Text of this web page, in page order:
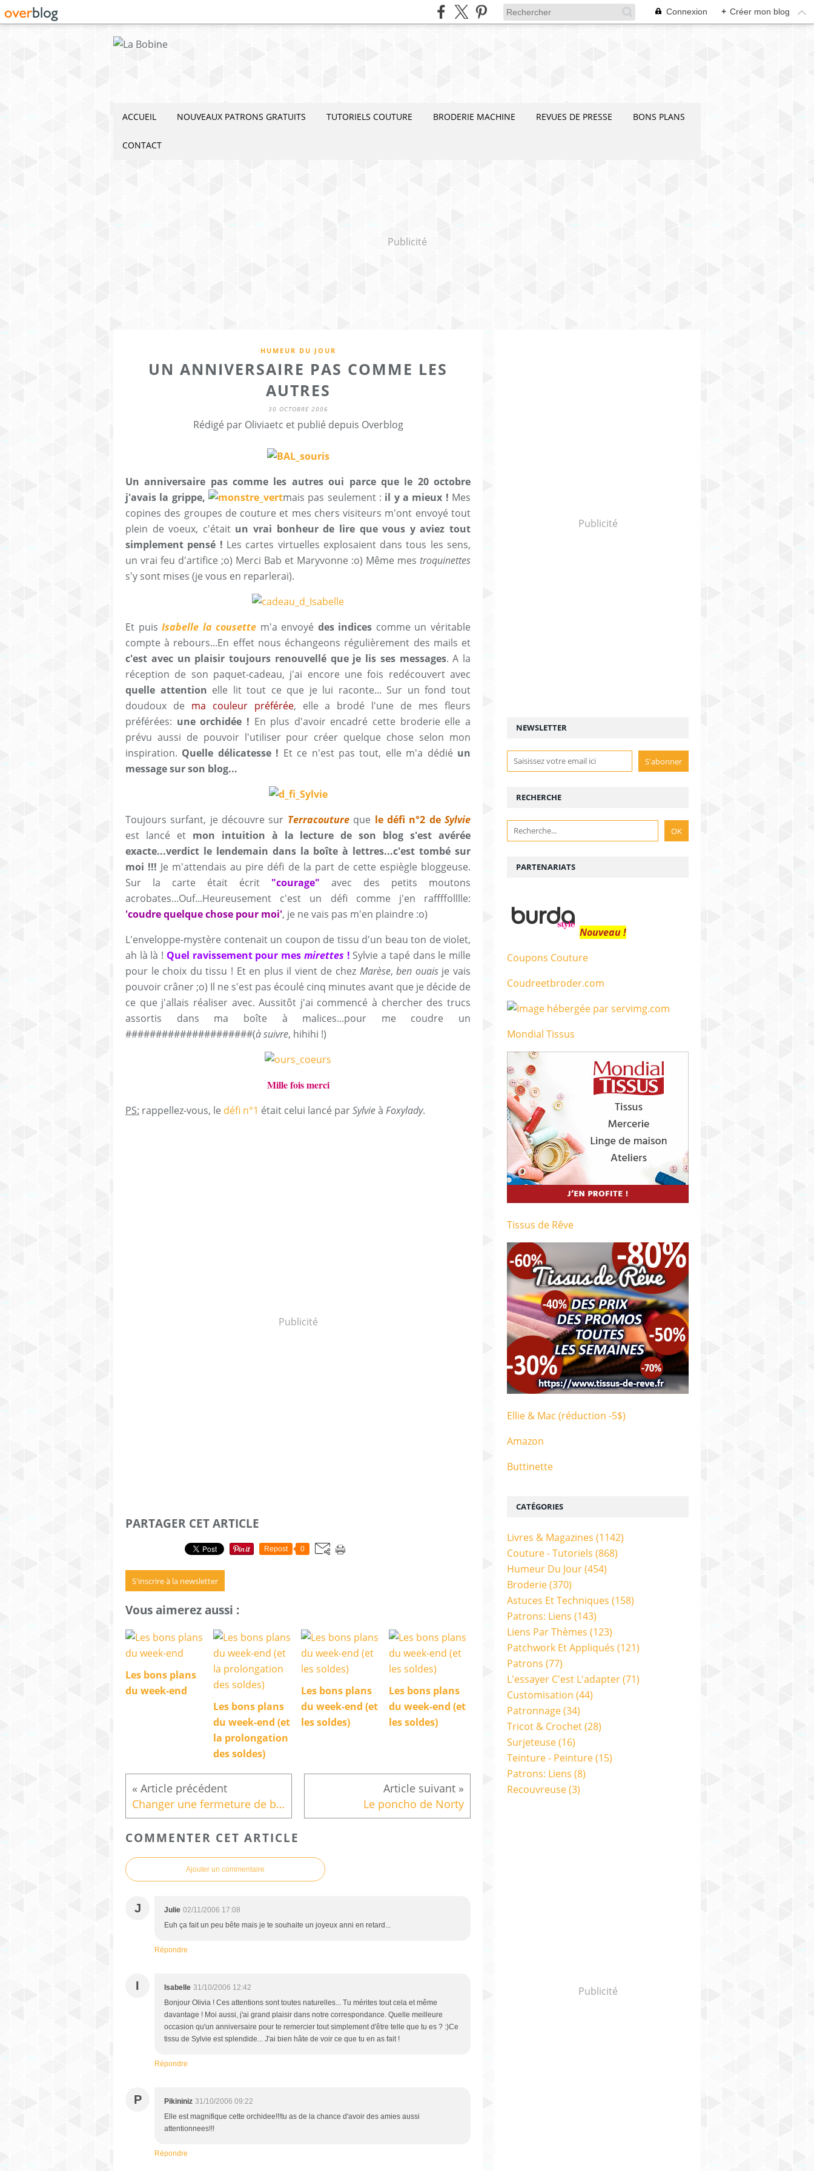
Connexion + Créer mon blog
ACCUEIL NOUVEAUX PATRONS GRATUITS TUTORIELS COUTURE BRODERIE MACHINE REVUES DE PRESSE BONS PLANS
CONTACT
Publicité
HUMEUR DU JOUR
UN ANNIVERSAIRE PAS COMME LES
AUTRES
30 OCTOBRE 2006
Rédigé par Oliviaetc et publié depuis Overblog
Un anniversaire pas comme les autres oui parce que le 20 octobre
j'avais la grippe,
mais pas seulement : il y a mieux ! Mes
copines des groupes de couture et mes chers visiteurs m'ont envoyé tout
plein de voeux, c'était un vrai bonheur de lire que vous y aviez tout
simplement pensé ! Les cartes virtuelles explosaient dans tous les sens,
un vrai feu d'artifice ;o) Merci Bab et Maryvonne :o) Même mes troquinettes
s'y sont mises (je vous en reparlerai).
Et puisIsabelle la cousette m'a envoyé des indices comme un véritable
compte à rebours...En effet nous échangeons régulièrement des mails et
c'est avec un plaisir toujours renouvellé que je lis ses messages. A la
réception de son paquet-cadeau, j'ai encore une fois redécouvert avec
quelle attention elle lit tout ce que je lui raconte... Sur un fond tout
doudoux de ma couleur préférée, elle a brodé l'une de mes fleurs
préférées: une orchidée ! En plus d'avoir encadré cette broderie elle a
prévu aussi de pouvoir l'utiliser pour créer quelque chose selon mon
inspiration. Quelle délicatesse ! Et ce n'est pas tout, elle m'a dédié un
message sur son blog...
Toujours surfant, je découvre sur Terracouture que le défi n°2 deSylvie
est lancé et mon intuition à la lecture de son blog s'est avérée
exacte...verdict le lendemain dans la boîte à lettres...c'est tombé sur
moi !!! Je m'attendais au pire défi de la part de cette espiègle bloggeuse.
Sur la carte était écrit "courage" avec des petits moutons
acrobates...Ouf...Heureusement c'est un défi comme j'en raffffolllle:
'coudre quelque chose pour moi', je ne vais pas m'en plaindre :o)
L'enveloppe-mystère contenait un coupon de tissu d'un beau ton de violet,
ah là là ! Quel ravissement pour mes mirettes ! Sylvie a tapé dans le mille
pour le choix du tissu ! Et en plus il vient de chez Marèse,ben ouaisje vais
pouvoir crâner ;o) Il ne s'est pas écoulé cinq minutes avant que je décide de
ce que j'allais réaliser avec. Aussitôt j'ai commencé à chercher des trucs
assortis dans ma boîte à malices...pour me coudre un
#####################(à suivre, hihihi !)
Mille fois merci
PS: rappellez-vous, le défi n°1 était celui lancé parSylvieà Foxylady.
Publicité
PARTAGER CET ARTICLE
Repost 0
S'inscrire à la newsletter
Vous aimerez aussi :
Les bons plans
du week-end
Les bons plans
du week-end (et
la prolongation
des soldes)
Les bons plans
du week-end (et
les soldes)
Les bons plans
du week-end (et
les soldes)
Changer une fermeture de blouson Le poncho de Norty
COMMENTER CET ARTICLE
Ajouter un commentaire
J Julie 02/11/2006 17:08
Euh ça fait un peu bête mais je te souhaite un joyeux anni en retard...
Répondre
I Isabelle 31/10/2006 12:42
Bonjour Olivia ! Ces attentions sont toutes naturelles... Tu mérites tout cela et même
davantage ! Moi aussi, j'ai grand plaisir dans notre correspondance. Quelle meilleure
occasion qu'un anniversaire pour te remercier tout simplement d'être telle que tu es ? :)Ce
tissu de Sylvie est splendide... J'ai bien hâte de voir ce que tu en as fait !
Répondre
P Pikininiz 31/10/2006 09:22
Elle est magnifique cette orchidee!!!tu as de la chance d'avoir des amies aussi
attentionnees!!!
Répondre
Publicité
NEWSLETTER
RECHERCHE
Publicité
CATÉGORIES
Livres & Magazines (1142)
Couture - Tutoriels (868)
Humeur Du Jour(454)
Broderie(370)
Astuces Et Techniques (158)
Patrons: Liens (143)
Liens Par Thèmes (123)
Patchwork Et Appliqués (121)
Patrons (77)
L'essayer C'est L'adapter(71)
Customisation (44)
Patronnage(34)
Tricot & Crochet(28)
Surjeteuse(16)
Teinture - Peinture(15)
Patrons: Liens (8)
Recouvreuse(3)
PARTENARIATS
Nouveau !
Coupons Couture
Coudreetbroder.com
Mondial Tissus
Tissus de Rêve
Ellie & Mac (réduction -5$)
Amazon
Buttinette